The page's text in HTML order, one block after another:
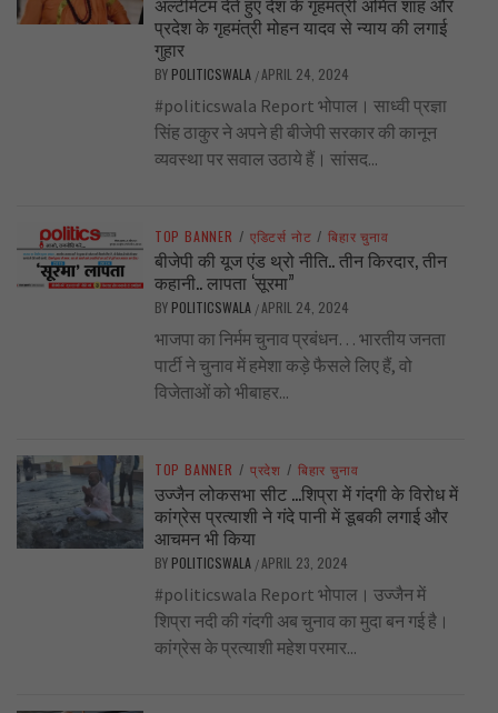
प्रदेश के गृहमंत्री मोहन यादव से न्याय की लगाई
गुहार
BY POLITICSWALA /APRIL 24, 2024
#politicswala Report भोपाल। साध्वी प्रज्ञा
सिंह ठाकुर ने अपने ही बीजेपी सरकार की कानून
व्यवस्था पर सवाल उठाये हैं। सांसद...
TOP BANNER / एडिटर्स नोट / बिहार चुनाव
बीजेपी की यूज एंड थ्रो नीति.. तीन किरदार, तीन
कहानी.. लापता ‘सूरमा”
BY POLITICSWALA /APRIL 24, 2024
भाजपा का निर्मम चुनाव प्रबंधन… भारतीय जनता
पार्टी ने चुनाव में हमेशा कड़े फैसले लिए हैं, वो
विजेताओं को भीबाहर...
TOP BANNER / प्रदेश / बिहार चुनाव
उज्जैन लोकसभा सीट …शिप्रा में गंदगी के विरोध में
कांग्रेस प्रत्याशी ने गंदे पानी में डूबकी लगाई और
आचमन भी किया
BY POLITICSWALA /APRIL 23, 2024
#politicswala Report भोपाल। उज्जैन में
शिप्रा नदी की गंदगी अब चुनाव का मुदा बन गई है।
कांग्रेस के प्रत्याशी महेश परमार...